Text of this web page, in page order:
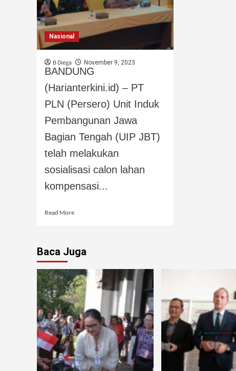
Nasional
B Diega November 9, 2023
BANDUNG
(Harianterkini.id) – PT
PLN (Persero) Unit Induk
Pembangunan Jawa
Bagian Tengah (UIP JBT)
telah melakukan
sosialisasi calon lahan
kompensasi...
Read More
Baca Juga